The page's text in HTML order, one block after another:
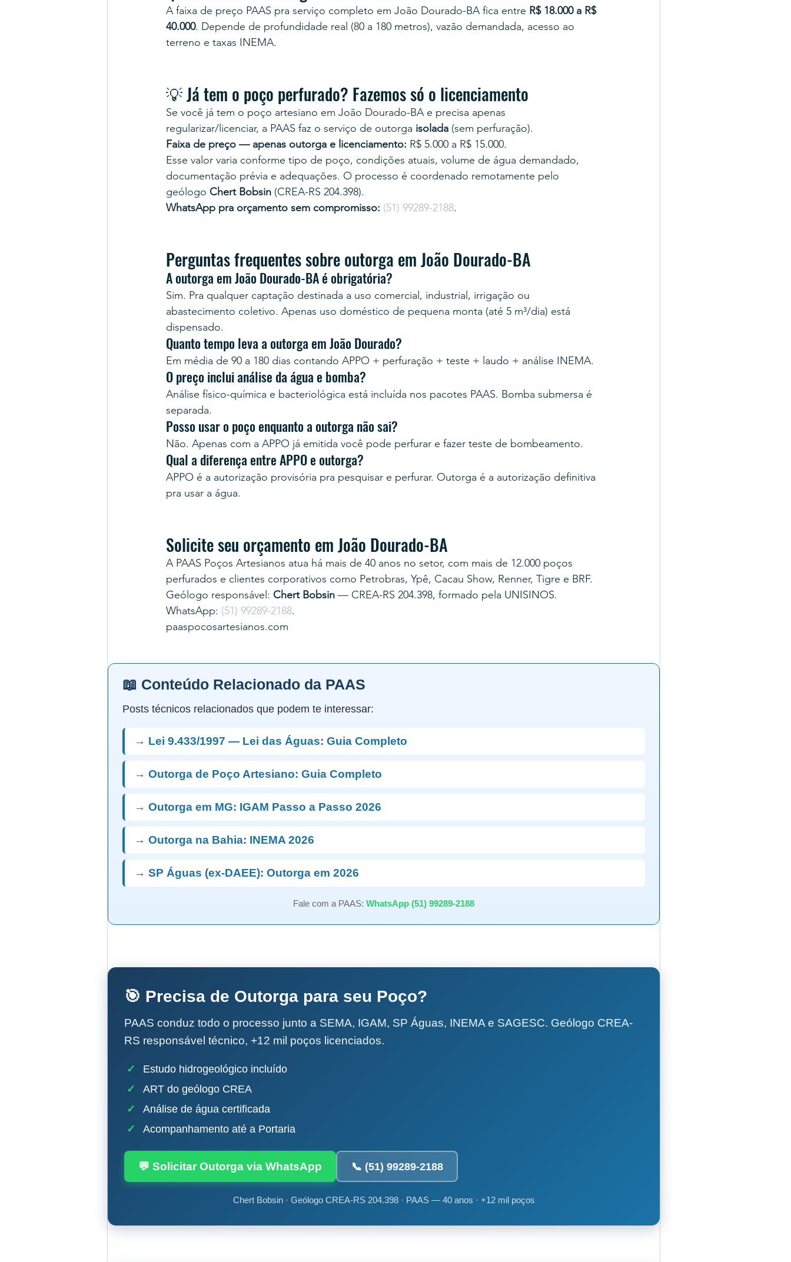
A faixa de preço PAAS pra serviço completo em João Dourado-BA fica entre R$ 18.000 a R$
40.000. Depende de profundidade real (80 a 180 metros), vazão demandada, acesso ao
terreno e taxas INEMA.
💡 Já tem o poço perfurado? Fazemos só o licenciamento
Se você já tem o poço artesiano em João Dourado-BA e precisa apenas
regularizar/licenciar, a PAAS faz o serviço de outorga isolada (sem perfuração).
Faixa de preço — apenas outorga e licenciamento: R$ 5.000 a R$ 15.000.
Esse valor varia conforme tipo de poço, condições atuais, volume de água demandado,
documentação prévia e adequações. O processo é coordenado remotamente pelo
geólogo Chert Bobsin (CREA-RS 204.398).
WhatsApp pra orçamento sem compromisso: (51) 99289-2188.
Perguntas frequentes sobre outorga em João Dourado-BA
A outorga em João Dourado-BA é obrigatória?
Sim. Pra qualquer captação destinada a uso comercial, industrial, irrigação ou
abastecimento coletivo. Apenas uso doméstico de pequena monta (até 5 m³/dia) está
dispensado.
Quanto tempo leva a outorga em João Dourado?
Em média de 90 a 180 dias contando APPO + perfuração + teste + laudo + análise INEMA.
O preço inclui análise da água e bomba?
Análise físico-química e bacteriológica está incluída nos pacotes PAAS. Bomba submersa é
separada.
Posso usar o poço enquanto a outorga não sai?
Não. Apenas com a APPO já emitida você pode perfurar e fazer teste de bombeamento.
Qual a diferença entre APPO e outorga?
APPO é a autorização provisória pra pesquisar e perfurar. Outorga é a autorização definitiva
pra usar a água.
Solicite seu orçamento em João Dourado-BA
A PAAS Poços Artesianos atua há mais de 40 anos no setor, com mais de 12.000 poços
perfurados e clientes corporativos como Petrobras, Ypê, Cacau Show, Renner, Tigre e BRF.
Geólogo responsável: Chert Bobsin — CREA-RS 204.398, formado pela UNISINOS.
WhatsApp: (51) 99289-2188.
paaspocosartesianos.com
📖 Conteúdo Relacionado da PAAS
Posts técnicos relacionados que podem te interessar:
→ Lei 9.433/1997 — Lei das Águas: Guia Completo
→ Outorga de Poço Artesiano: Guia Completo
→ Outorga em MG: IGAM Passo a Passo 2026
→ Outorga na Bahia: INEMA 2026
→ SP Águas (ex-DAEE): Outorga em 2026
Fale com a PAAS: WhatsApp (51) 99289-2188
🎯 Precisa de Outorga para seu Poço?
PAAS conduz todo o processo junto a SEMA, IGAM, SP Águas, INEMA e SAGESC. Geólogo CREA-
RS responsável técnico, +12 mil poços licenciados.
✓
Estudo hidrogeológico incluído
✓
ART do geólogo CREA
✓
Análise de água certificada
✓
Acompanhamento até a Portaria
💬 Solicitar Outorga via WhatsApp 📞 (51) 99289-2188
Chert Bobsin · Geólogo CREA-RS 204.398 · PAAS — 40 anos · +12 mil poços